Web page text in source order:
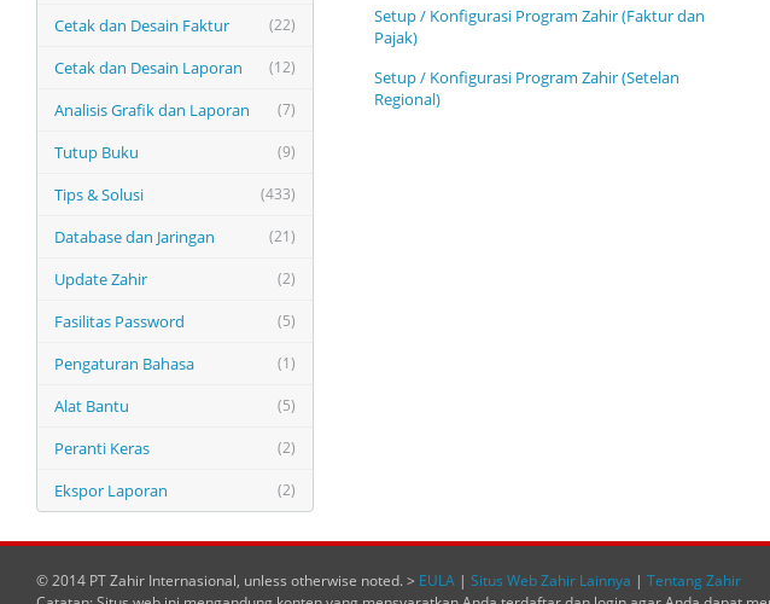
(22)
Cetak dan Desain Faktur
(12)
Cetak dan Desain Laporan
(7)
Analisis Grafik dan Laporan
(9)
Tutup Buku
(433)
Tips & Solusi
(21)
Database dan Jaringan
(2)
Update Zahir
(5)
Fasilitas Password
(1)
Pengaturan Bahasa
(5)
Alat Bantu
(2)
Peranti Keras
(2)
Ekspor Laporan
Setup / Konfigurasi Program Zahir (Faktur dan
Pajak)
Setup / Konfigurasi Program Zahir (Setelan
Regional)
© 2014 PT Zahir Internasional, unless otherwise noted. > EULA | Situs Web Zahir Lainnya | Tentang Zahir